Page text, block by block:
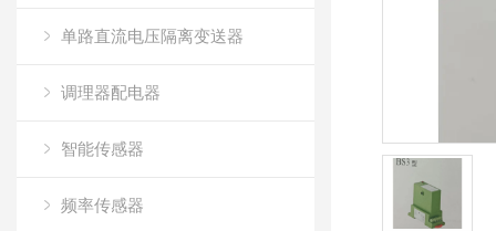
单路直流电压隔离变送器
调理器配电器
智能传感器
频率传感器